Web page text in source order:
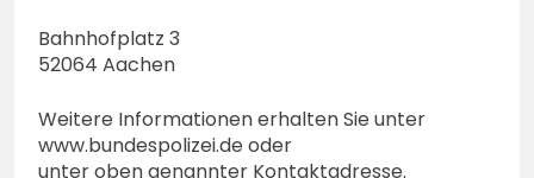
Bahnhofplatz 3
52064 Aachen
Weitere Informationen erhalten Sie unter
www.bundespolizei.de oder
unter oben genannter Kontaktadresse.